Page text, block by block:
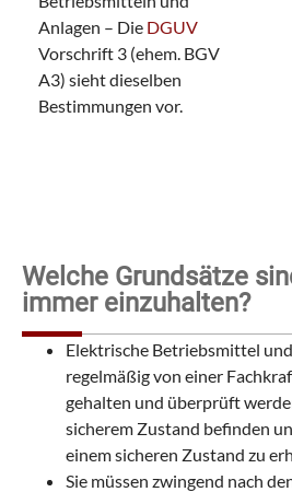
Anlagen – Die DGUV
Vorschrift 3 (ehem. BGV
A3) sieht dieselben
Bestimmungen vor.
Welche Grundsätze
immer einzuhalten?
Elektrische Betriebsmittel
regelmäßig von einer
gehalten und überprüft
sicherem Zustand befinden
einem sicheren Zustand zu
Sie müssen zwingend nach